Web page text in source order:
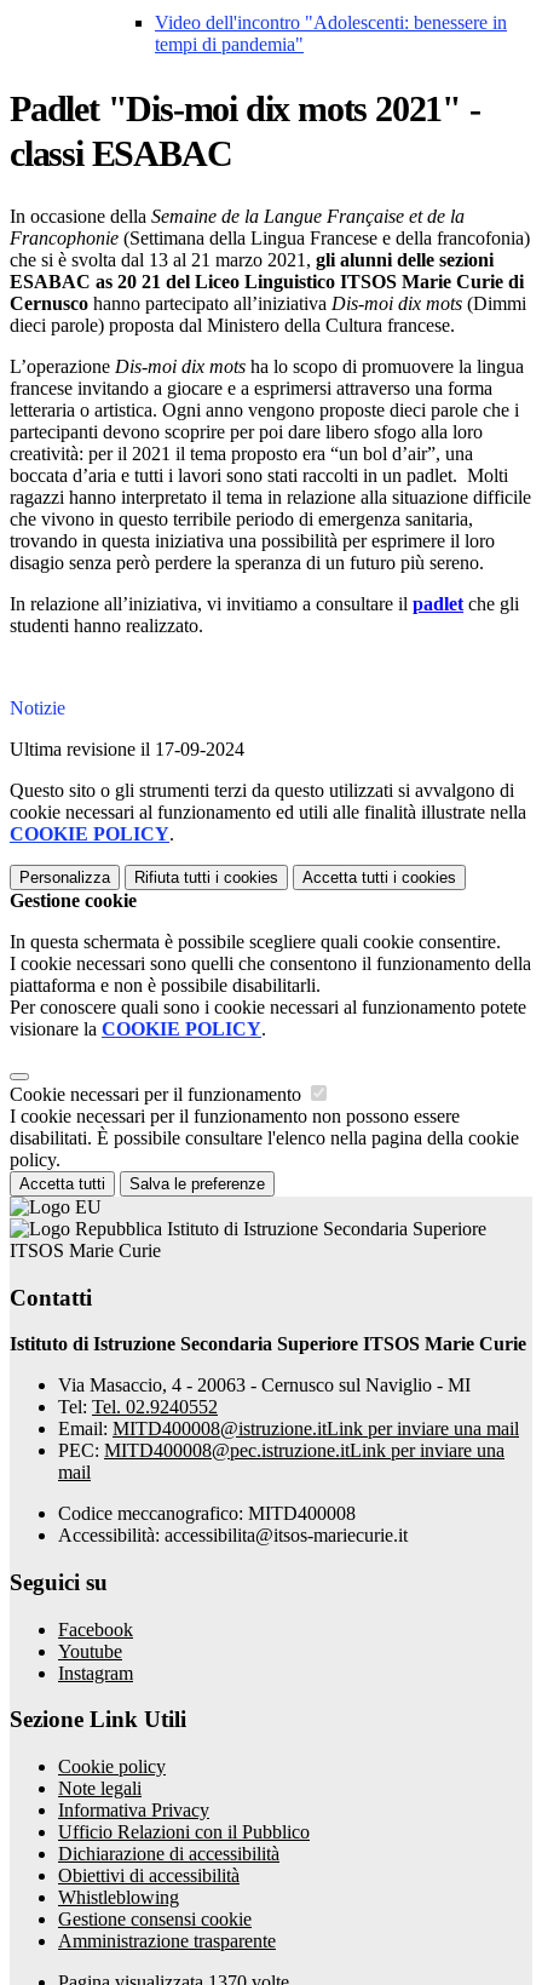
Video dell'incontro "Adolescenti: benessere in
tempi di pandemia"
Padlet "Dis-moi dix mots 2021" -
classi ESABAC
In occasione della Semaine de la Langue Française et de la
Francophonie (Settimana della Lingua Francese e della francofonia)
che si è svolta dal 13 al 21 marzo 2021, gli alunni delle sezioni
ESABAC as 20 21 del Liceo Linguistico ITSOS Marie Curie di
Cernusco hanno partecipato all’iniziativa Dis-moi dix mots (Dimmi
dieci parole) proposta dal Ministero della Cultura francese.
L’operazione Dis-moi dix mots ha lo scopo di promuovere la lingua
francese invitando a giocare e a esprimersi attraverso una forma
letteraria o artistica. Ogni anno vengono proposte dieci parole che i
partecipanti devono scoprire per poi dare libero sfogo alla loro
creatività: per il 2021 il tema proposto era “un bol d’air”, una
boccata d’aria e tutti i lavori sono stati raccolti in un padlet. Molti
ragazzi hanno interpretato il tema in relazione alla situazione difficile
che vivono in questo terribile periodo di emergenza sanitaria,
trovando in questa iniziativa una possibilità per esprimere il loro
disagio senza però perdere la speranza di un futuro più sereno.
In relazione all’iniziativa, vi invitiamo a consultare il padlet che gli
studenti hanno realizzato.
Notizie
Ultima revisione il 17-09-2024
Questo sito o gli strumenti terzi da questo utilizzati si avvalgono di
cookie necessari al funzionamento ed utili alle finalità illustrate nella
COOKIE POLICY.
Personalizza Rifiuta tutti i cookies Accetta tutti i cookies
Gestione cookie
In questa schermata è possibile scegliere quali cookie consentire.
I cookie necessari sono quelli che consentono il funzionamento della
piattaforma e non è possibile disabilitarli.
Per conoscere quali sono i cookie necessari al funzionamento potete
visionare la COOKIE POLICY.
Cookie necessari per il funzionamento
I cookie necessari per il funzionamento non possono essere
disabilitati. È possibile consultare l'elenco nella pagina della cookie
policy.
Accetta tutti Salva le preferenze
Istituto di Istruzione Secondaria Superiore
ITSOS Marie Curie
Contatti
Istituto di Istruzione Secondaria Superiore ITSOS Marie Curie
Via Masaccio, 4 - 20063 - Cernusco sul Naviglio - MI
Tel: Tel. 02.9240552
Email: MITD400008@istruzione.itLink per inviare una mail
PEC: MITD400008@pec.istruzione.itLink per inviare una
mail
Codice meccanografico: MITD400008
Accessibilità: accessibilita@itsos-mariecurie.it
Seguici su
Facebook
Youtube
Instagram
Sezione Link Utili
Cookie policy
Note legali
Informativa Privacy
Ufficio Relazioni con il Pubblico
Dichiarazione di accessibilità
Obiettivi di accessibilità
Whistleblowing
Gestione consensi cookie
Amministrazione trasparente